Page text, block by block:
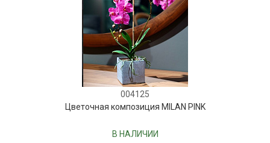
004125
Цветочная композиция MILAN PINK
В НАЛИЧИИ